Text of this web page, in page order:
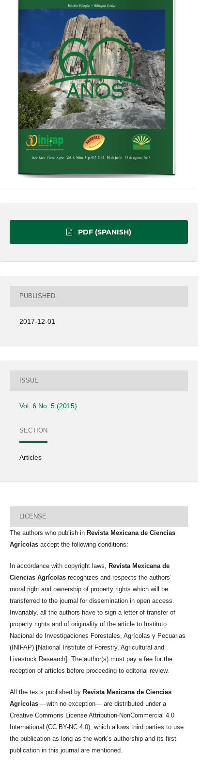
PDF (SPANISH)
PUBLISHED
2017-12-01
ISSUE
Vol. 6 No. 5 (2015)
SECTION
Articles
LICENSE
The authors who publish in Revista Mexicana de Ciencias
Agrícolas accept the following conditions:
In accordance with copyright laws,
Revista Mexicana de
Ciencias Agrícolas recognizes and respects the authors’
moral right and ownership of property rights which will be
transferred to the journal for dissemination in open access.
Invariably, all the authors have to sign a letter of transfer of
property rights and of originality of the article to Instituto
Nacional de Investigaciones Forestales, Agrícolas y Pecuarias
(INIFAP) [National Institute of Forestry, Agricultural and
Livestock Research]. The author(s) must pay a fee for the
reception of articles before proceeding to editorial review.
All the texts published by Revista Mexicana de Ciencias
Agrícolas —with no exception— are distributed under a
Creative Commons License Attribution-NonCommercial 4.0
International (CC BY-NC 4.0), which allows third parties to use
the publication as long as the work’s authorship and its first
publication in this journal are mentioned.